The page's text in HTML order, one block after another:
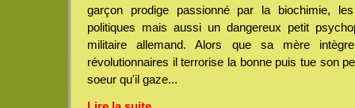
garçon prodige passionné par la biochimie,
politiques mais aussi un dangereux petit
militaire allemand. Alors que sa mère
révolutionnaires il terrorise la bonne puis tue son
soeur qu'il gaze...